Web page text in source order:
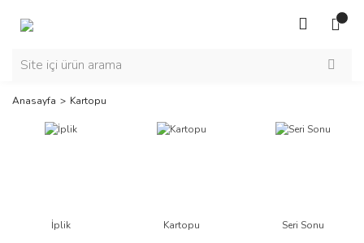
Anasayfa Kartopu
İplik Kartopu Seri Sonu